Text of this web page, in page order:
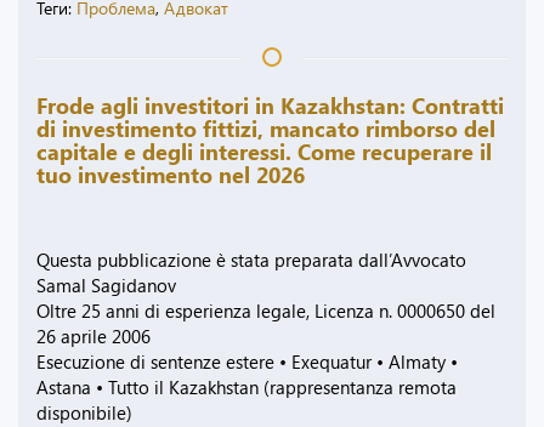
Теги: Проблема, Адвокат
Frode agli investitori in Kazakhstan: Contratti
di investimento fittizi, mancato rimborso del
capitale e degli interessi. Come recuperare il
tuo investimento nel 2026
Questa pubblicazione è stata preparata dall’Avvocato
Samal Sagidanov
Oltre 25 anni di esperienza legale, Licenza n. 0000650 del
26 aprile 2006
Esecuzione di sentenze estere • Exequatur • Almaty •
Astana • Tutto il Kazakhstan (rappresentanza remota
disponibile)